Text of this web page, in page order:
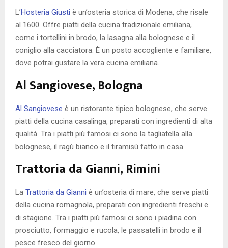
L’Hosteria Giusti è un’osteria storica di Modena, che risale
al 1600. Offre piatti della cucina tradizionale emiliana,
come i tortellini in brodo, la lasagna alla bolognese e il
coniglio alla cacciatora. È un posto accogliente e familiare,
dove potrai gustare la vera cucina emiliana.
Al Sangiovese, Bologna
Al Sangiovese è un ristorante tipico bolognese, che serve
piatti della cucina casalinga, preparati con ingredienti di alta
qualità. Tra i piatti più famosi ci sono la tagliatella alla
bolognese, il ragù bianco e il tiramisù fatto in casa.
Trattoria da Gianni, Rimini
La Trattoria da Gianni è un’osteria di mare, che serve piatti
della cucina romagnola, preparati con ingredienti freschi e
di stagione. Tra i piatti più famosi ci sono i piadina con
prosciutto, formaggio e rucola, le passatelli in brodo e il
pesce fresco del giorno.